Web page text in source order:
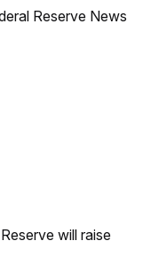
Reserve News
will raise